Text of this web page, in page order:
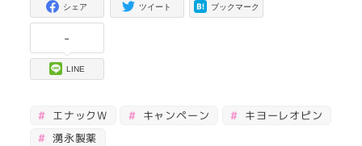
シェア ツイート ブックマーク
-
LINE
エナックW キャンペーン
キヨーレオピン
湧永製薬